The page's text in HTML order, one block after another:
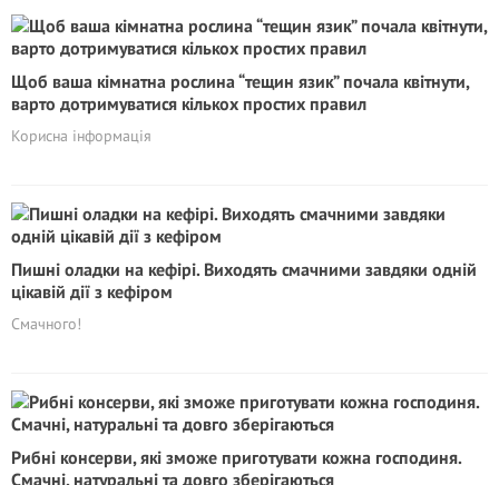
Щоб ваша кімнатна рослина “тещин язик” почала квітнути,
варто дотримуватися кількох простих правил
Корисна інформація
Пишні оладки на кефірі. Виходять смачними завдяки одній
цікавій дії з кефіром
Смачного!
Рибні консерви, які зможе приготувати кожна господиня.
Смачні, натуральні та довго зберігаються